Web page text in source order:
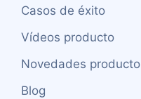
Casos de éxito
Vídeos producto
Novedades producto
Blog